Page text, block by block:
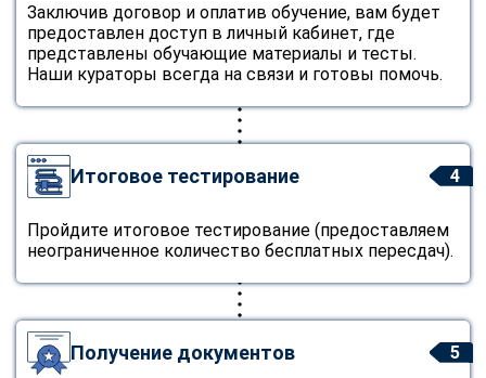
Заключив договор и оплатив обучение, вам будет
предоставлен доступ в личный кабинет, где
представлены обучающие материалы и тесты.
Наши кураторы всегда на связи и готовы помочь.
4
Итоговое тестирование
Пройдите итоговое тестирование (предоставляем
неограниченное количество бесплатных пересдач).
5
Получение документов